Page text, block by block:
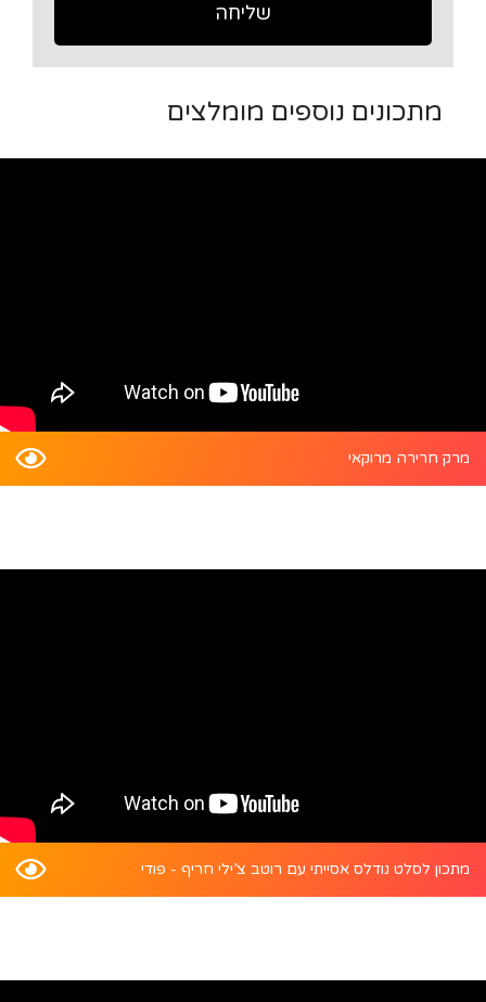
שליחה
מתכונים נוספים מומלצים
מרק חרירה מרוקאי
מתכון לסלט נודלס אסייתי עם רוטב צ’ילי חריף - פודי